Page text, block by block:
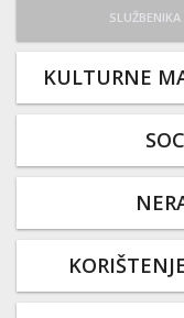
KULTURNE